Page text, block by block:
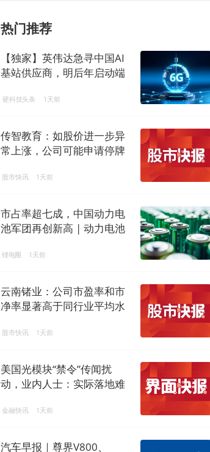
热门推荐
【独家】英伟达急寻中国AI
基站供应商，明后年启动端
硬科技头条 1天前
传智教育：如股价进一步异
常上涨，公司可能申请停牌
股市快讯 1天前
市占率超七成，中国动力电
池军团再创新高 | 动力电池
锂电圈 1天前
云南锗业：公司市盈率和市
净率显著高于同行业平均水
股市快讯 1天前
美国光模块“禁令”传闻扰
动，业内人士：实际落地难
金融快讯 1天前
汽车早报｜尊界V800、